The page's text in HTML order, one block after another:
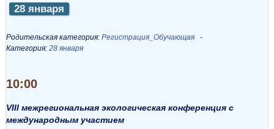
28 января
Родительская категория: Регистрация_Обучающая
Категория: 28 января
10:00
VIII межрегиональная экологическая конференция с
международным участием